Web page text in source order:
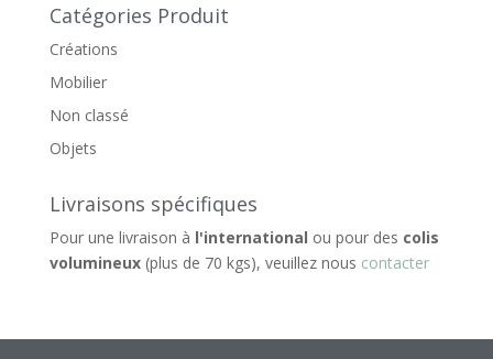
Catégories Produit
Créations
Mobilier
Non classé
Objets
Livraisons spécifiques
Pour une livraison à l'international ou pour des colis
volumineux(plus de 70 kgs), veuillez nous contacter